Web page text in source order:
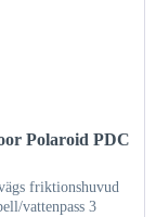
Polaroid PDC
friktionshuvud
vattenpass 3